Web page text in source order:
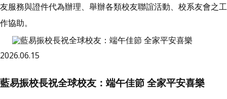
友服務與證件代為辦理、舉辦各類校友聯誼活動、校系友會之工
作協助。
2026.06.15
藍易振校長祝全球校友：端午佳節 全家平安喜樂